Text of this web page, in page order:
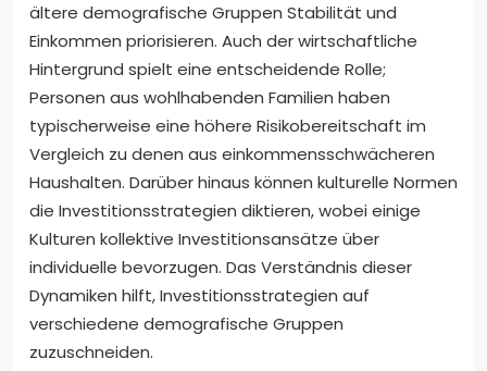
ältere demografische Gruppen Stabilität und
Einkommen priorisieren. Auch der wirtschaftliche
Hintergrund spielt eine entscheidende Rolle;
Personen aus wohlhabenden Familien haben
typischerweise eine höhere Risikobereitschaft im
Vergleich zu denen aus einkommensschwächeren
Haushalten. Darüber hinaus können kulturelle Normen
die Investitionsstrategien diktieren, wobei einige
Kulturen kollektive Investitionsansätze über
individuelle bevorzugen. Das Verständnis dieser
Dynamiken hilft, Investitionsstrategien auf
verschiedene demografische Gruppen
zuzuschneiden.